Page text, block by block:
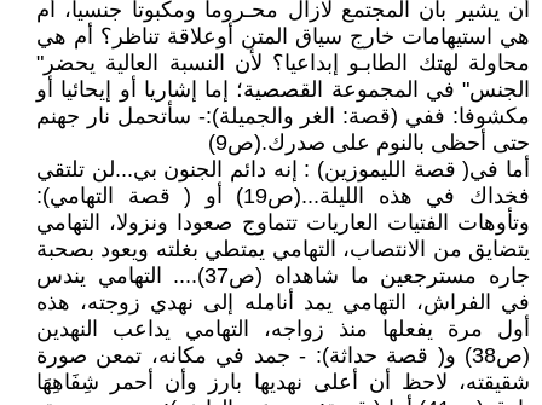
أن يشير بأن المجتمع لازال محـروما ومكبوتا جنسيا، أم
هي استيهامات خارج سياق المتن أوعلاقة تناظر؟ أم هي
محاولة لهتك الطابـو إبداعيا؟ لأن النسبة العالية يحضر"
الجنس" في المجموعة القصصية؛ إما إشاريا أو إيحائيا أو
مكشوفا: ففي (قصة: الغر والجميلة):- سأتحمل نار جهنم
حتى أحظى بالنوم على صدرك.(ص9)
أما في( قصة الليموزين) : إنه دائم الجنون بي...لن تلتقي
فخداك في هذه الليلة...(ص19) أو ( قصة التهامي):
وتأوهات الفتيات العاريات تتماوج صعودا ونزولا، التهامي
يتضايق من الانتصاب، التهامي يمتطي بغلته ويعود بصحبة
جاره مسترجعين ما شاهداه (ص37).... التهامي يندس
في الفراش، التهامي يمد أنامله إلى نهدي زوجته، هذه
أول مرة يفعلها منذ زواجه، التهامي يداعب النهدين
(ص38) و( قصة حداثة): - جمد في مكانه، تمعن صورة
شقيقته، لاحظ أن أعلى نهديها بارز وأن أحمر شِفَاهِهَا